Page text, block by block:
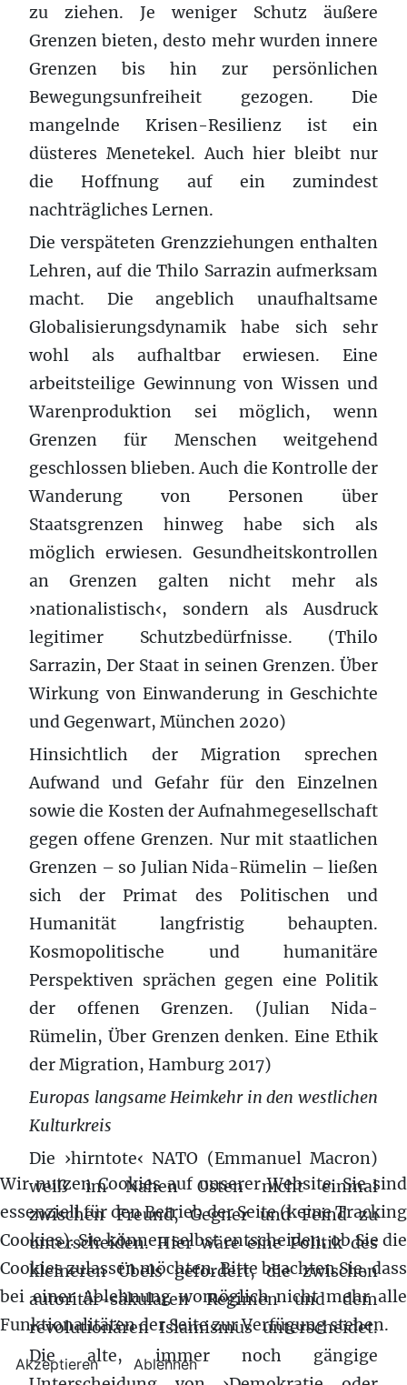
zu ziehen. Je weniger Schutz äußere
Grenzen bieten, desto mehr wurden innere
Grenzen bis hin zur persönlichen
Bewegungsunfreiheit gezogen. Die
mangelnde Krisen-Resilienz ist ein
düsteres Menetekel. Auch hier bleibt nur
die Hoffnung auf ein zumindest
nachträgliches Lernen.
Die verspäteten Grenzziehungen enthalten
Lehren, auf die Thilo Sarrazin aufmerksam
macht. Die angeblich unaufhaltsame
Globalisierungsdynamik habe sich sehr
wohl als aufhaltbar erwiesen. Eine
arbeitsteilige Gewinnung von Wissen und
Warenproduktion sei möglich, wenn
Grenzen für Menschen weitgehend
geschlossen blieben. Auch die Kontrolle der
Wanderung von Personen über
Staatsgrenzen hinweg habe sich als
möglich erwiesen. Gesundheitskontrollen
an Grenzen galten nicht mehr als
›nationalistisch‹, sondern als Ausdruck
legitimer Schutzbedürfnisse. (Thilo
Sarrazin, Der Staat in seinen Grenzen. Über
Wirkung von Einwanderung in Geschichte
und Gegenwart, München 2020)
Hinsichtlich der Migration sprechen
Aufwand und Gefahr für den Einzelnen
sowie die Kosten der Aufnahmegesellschaft
gegen offene Grenzen. Nur mit staatlichen
Grenzen – so Julian Nida-Rümelin – ließen
sich der Primat des Politischen und
Humanität langfristig behaupten.
Kosmopolitische und humanitäre
Perspektiven sprächen gegen eine Politik
der offenen Grenzen. (Julian Nida-
Rümelin, Über Grenzen denken. Eine Ethik
der Migration, Hamburg 2017)
Europas langsame Heimkehr in den westlichen
Kulturkreis
Die ›hirntote‹ NATO (Emmanuel Macron)
weiß im Nahen Osten nicht einmal
zwischen Freund, Gegner und Feind zu
unterscheiden. Hier wäre eine Politik des
kleineren Übels gefordert, die zwischen
autoritär-säkularen Regimen und dem
revolutionären Islamismus unterscheidet.
Die alte, immer noch gängige
Wir nutzen Cookies auf unserer Website. Sie sind
essenziell für den Betrieb der Seite (keine Tracking
Cookies). Sie können selbst entscheiden, ob Sie die
Cookies zulassen möchten. Bitte beachten Sie, dass
bei einer Ablehnung womöglich nicht mehr alle
Funktionalitäten der Seite zur Verfügung stehen.
Akzeptieren Ablehnen